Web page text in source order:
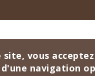
vous acceptez
navigation